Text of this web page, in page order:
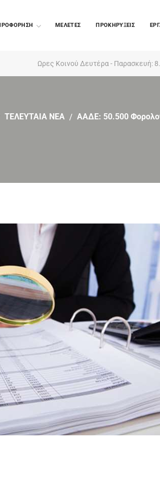
ΜΕΛΕΤΕΣ ΠΡΟΚΗΡΥΞΕΙΣ
Ωρες Κοινού Δευτέρα - Παρασκευή:
ΤΕΛΕΥΤΑΙΑ ΝΕΑ ΑΑΔΕ: 50.500